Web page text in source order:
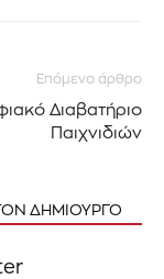
σας
Οι
Επόμενο άρθρο
Διαβατήριο
Παιχνιδιών
ΔΗΜΙΟΥΡΓΟ